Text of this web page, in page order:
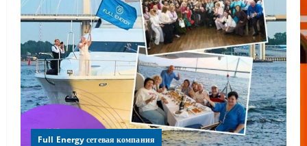
Full Energy сетевая компания